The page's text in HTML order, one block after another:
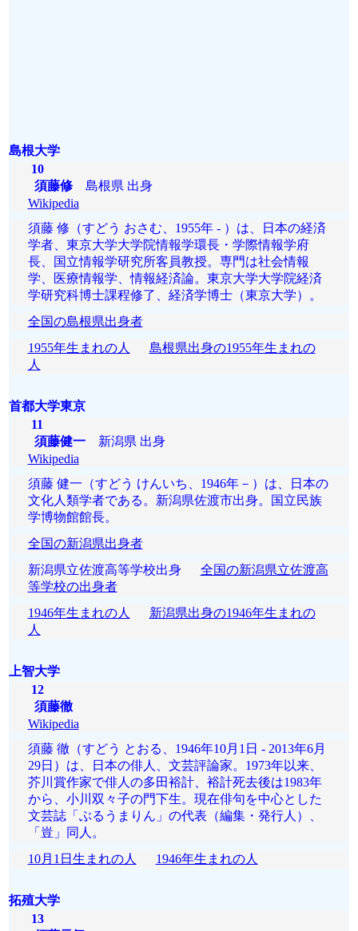
島根大学
10
須藤修島根県 出身
Wikipedia
須藤 修（すどう おさむ、1955年 - ）は、日本の経済
学者、東京大学大学院情報学環長・学際情報学府
長、国立情報学研究所客員教授。専門は社会情報
学、医療情報学、情報経済論。東京大学大学院経済
学研究科博士課程修了、経済学博士（東京大学）。
全国の島根県出身者
1955年生まれの人
島根県出身の1955年生まれの
人
首都大学東京
11
須藤健一新潟県 出身
Wikipedia
須藤 健一（すどう けんいち、1946年－）は、日本の
文化人類学者である。新潟県佐渡市出身。国立民族
学博物館館長。
全国の新潟県出身者
新潟県立佐渡高等学校出身 全国の新潟県立佐渡高
等学校の出身者
1946年生まれの人
新潟県出身の1946年生まれの
人
上智大学
12
須藤徹
Wikipedia
須藤 徹（すどう とおる、1946年10月1日 - 2013年6月
29日）は、日本の俳人、文芸評論家。1973年以来、
芥川賞作家で俳人の多田裕計、裕計死去後は1983年
から、小川双々子の門下生。現在俳句を中心とした
文芸誌「ぶるうまりん」の代表（編集・発行人）、
「豈」同人。
10月1日生まれの人
1946年生まれの人
拓殖大学
13